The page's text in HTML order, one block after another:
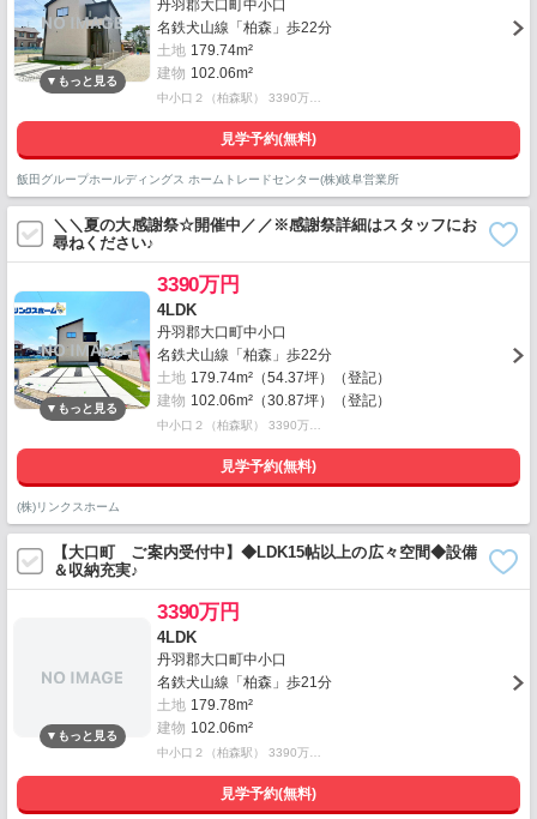
丹羽郡大口町中小口
名鉄犬山線「柏森」歩22分
土地 179.74m²
建物 102.06m²
中小口２（柏森駅） 3390万…
見学予約(無料)
飯田グループホールディングス ホームトレードセンター(株)岐阜営業所
＼＼夏の大感謝祭☆開催中／／※感謝祭詳細はスタッフにお
尋ねください♪
3390万円
4LDK
丹羽郡大口町中小口
名鉄犬山線「柏森」歩22分
土地 179.74m²（54.37坪）（登記）
建物 102.06m²（30.87坪）（登記）
中小口２（柏森駅） 3390万…
見学予約(無料)
(株)リンクスホーム
【大口町 ご案内受付中】◆LDK15帖以上の広々空間◆設備
＆収納充実♪
3390万円
4LDK
丹羽郡大口町中小口
名鉄犬山線「柏森」歩21分
土地 179.78m²
建物 102.06m²
中小口２（柏森駅） 3390万…
見学予約(無料)